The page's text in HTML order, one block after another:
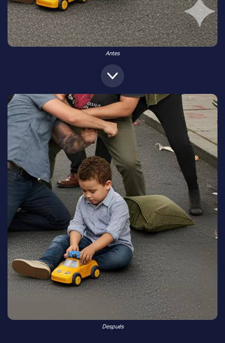
Antes
Después